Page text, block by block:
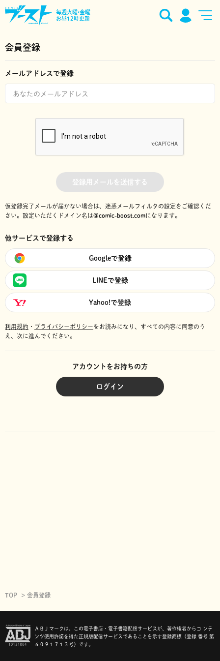
毎週火曜•金曜
お昼12時更新
会員登録
メールアドレスで登録
登録用メールを送信する
仮登録完了メールが届かない場合は、迷惑メールフィルタの設定をご確認くだ
さい。 設定いただくドメイン名は@comic-boost.comになります。
他サービスで登録する
Googleで登録
LINEで登録
Yahoo!で登録
利用規約 ・ プライバシーポリシーをお読みになり、 すべての内容に同意のう
え、次に進んでください。
アカウントをお持ちの方
ログイン
TOP 会員登録
ＡＢＪマークは、この電子書店・電子書籍配信サービスが、著作権者からコ ンテ
ンツ使用許諾を得た正規版配信サービスであることを示す登録商標（登録 番号 第
６０９１７１３号）です。